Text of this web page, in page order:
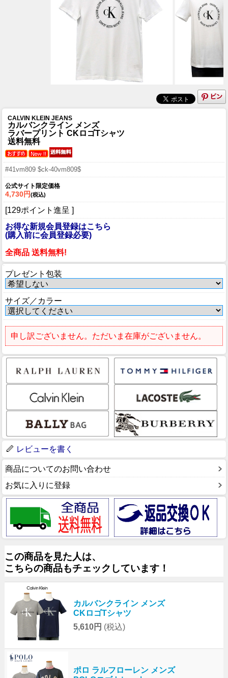
CALVIN KLEIN JEANS
カルバンクライン メンズ
ラバープリント CKロゴTシャツ
送料無料
#41vm809 $ck-40vm809$
公式サイト限定価格
4,730円(税込)
[129ポイント進呈 ]
お得な新規会員登録はこちら
(購入前に会員登録必要)
全商品 送料無料!
プレゼント包装
サイズ／カラー
申し訳ございません。ただいま在庫がございません。
レビューを書く
商品についてのお問い合わせ
お気に入りに登録
この商品を見た人は、
こちらの商品もチェックしています！
カルバンクライン メンズ
CKロゴTシャツ
5,610円 (税込)
ポロ ラルフローレン メンズ